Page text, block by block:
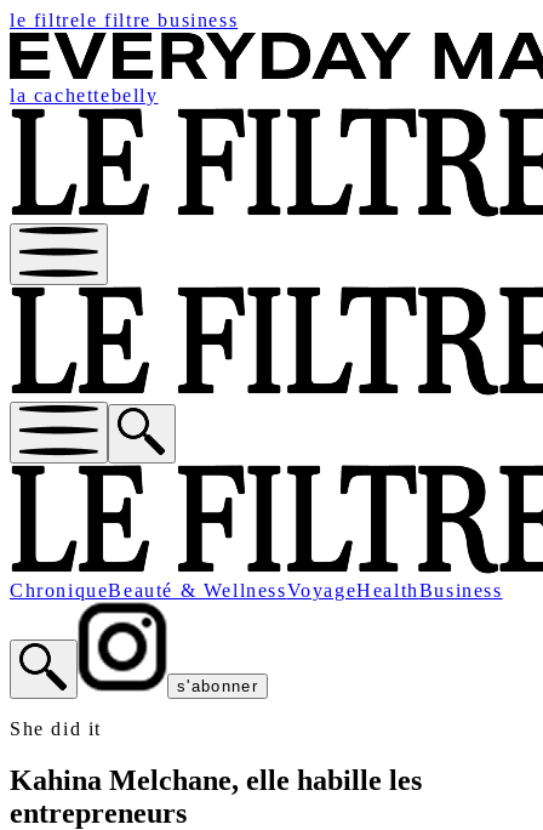
le filtrele filtre business
la cachettebelly
ChroniqueBeauté & WellnessVoyageHealthBusiness
s'abonner
She did it
Kahina Melchane, elle habille les
entrepreneurs